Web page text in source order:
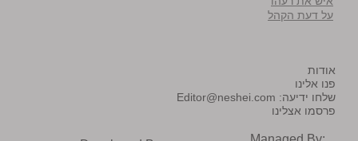
על דעת הקהל
אודות
פנו אלינו
שלחו ידיעה: Editor@neshei.com
פרסמו אצלינו